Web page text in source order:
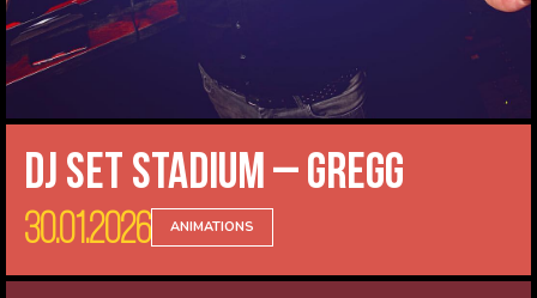
DJ Set Stadium – Gregg
30.01.2026 ANIMATIONS